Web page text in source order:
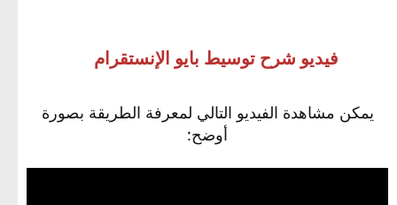
فيديو شرح توسيط بايو الإنستقرام
يمكن مشاهدة الفيديو التالي لمعرفة الطريقة بصورة
أوضح: